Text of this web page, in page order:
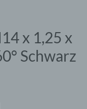
x 1,25 x
Schwarz